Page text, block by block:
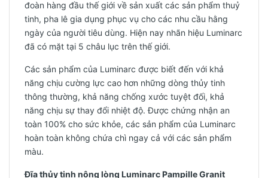
đoàn hàng đầu thế giới về sản xuất các sản phẩm thuỷ
tinh, pha lê gia dụng phục vụ cho các nhu cầu hằng
ngày của người tiêu dùng. Hiện nay nhãn hiệu Luminarc
đã có mặt tại 5 châu lục trên thế giới.
Các sản phẩm của Luminarc được biết đến với khả
năng chịu cường lực cao hơn những dòng thủy tinh
thông thường, khả năng chống xước tuyệt đối, khả
năng chịu sự thay đổi nhiệt độ. Được chứng nhận an
toàn 100% cho sức khỏe, các sản phẩm của Luminarc
hoàn toàn không chứa chì ngay cả với các sản phẩm
màu.
Đĩa thủy tinh nông lòng Luminarc Pampille Granit